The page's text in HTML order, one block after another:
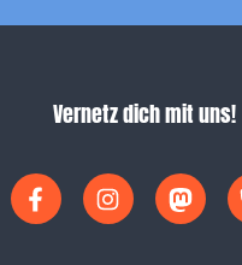
Vernetz dich mit uns!